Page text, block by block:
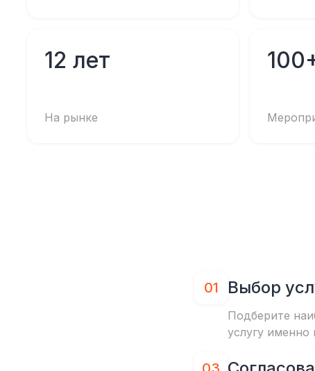
12 лет
На рынке
01 Выбор
Подберите
услугу именно